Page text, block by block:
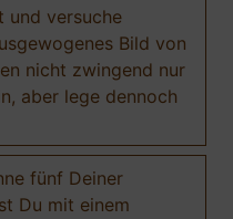
und versuche
Bild von
nicht zwingend nur
aber lege dennoch
fünf Deiner
Du mit einem